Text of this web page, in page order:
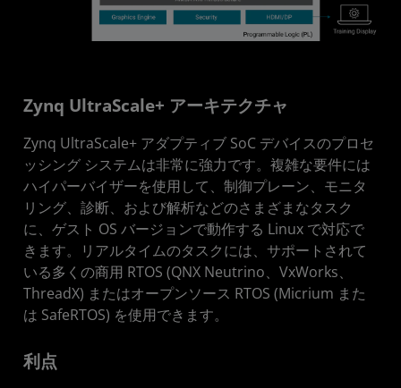
Zynq UltraScale+ アーキテクチャ
Zynq UltraScale+ アダプティブ SoC デバイスのプロセ
ッシング システムは非常に強力です。複雑な要件には
ハイパーバイザーを使用して、制御プレーン、モニタ
リング、診断、および解析などのさまざまなタスク
に、ゲスト OS バージョンで動作する Linux で対応で
きます。リアルタイムのタスクには、サポートされて
いる多くの商用 RTOS (QNX Neutrino、VxWorks、
ThreadX) またはオープンソース RTOS (Micrium また
は SafeRTOS) を使用できます。
利点